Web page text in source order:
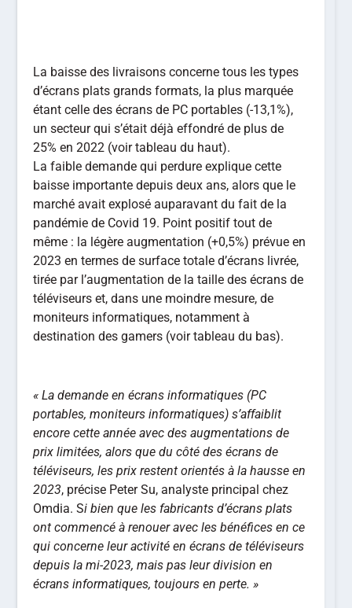
La baisse des livraisons concerne tous les types
d’écrans plats grands formats, la plus marquée
étant celle des écrans de PC portables (-13,1%),
un secteur qui s’était déjà effondré de plus de
25% en 2022 (voir tableau du haut).
La faible demande qui perdure explique cette
baisse importante depuis deux ans, alors que le
marché avait explosé auparavant du fait de la
pandémie de Covid 19. Point positif tout de
même : la légère augmentation (+0,5%) prévue en
2023 en termes de surface totale d’écrans livrée,
tirée par l’augmentation de la taille des écrans de
téléviseurs et, dans une moindre mesure, de
moniteurs informatiques, notamment à
destination des gamers (voir tableau du bas).
« La demande en écrans informatiques (PC
portables, moniteurs informatiques) s’affaiblit
encore cette année avec des augmentations de
prix limitées, alors que du côté des écrans de
téléviseurs, les prix restent orientés à la hausse en
2023, précise Peter Su, analyste principal chez
Omdia. Si bien que les fabricants d’écrans plats
ont commencé à renouer avec les bénéfices en ce
qui concerne leur activité en écrans de téléviseurs
depuis la mi-2023, mais pas leur division en
écrans informatiques, toujours en perte. »